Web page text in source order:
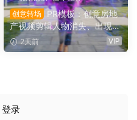
创意转场
PR模板：创意房地
产视频剪辑人物消失、出现电
影转场过渡（16154）
2天前 VIP
登录